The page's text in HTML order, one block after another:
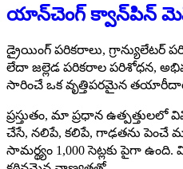
యాన్‌చెంగ్ క్వాన్‌పిన్
డ్రైయింగ్ పరికరాలు, గ్రాన్యులేటర్
లేదా జల్లెడ పరికరాల పరిశోధన,
సారించే ఒక వృత్తిపరమైన
ప్రస్తుతం, మా ప్రధాన ఉత్పత్తులలో
చేసే, నలిపే, కలిపే, గాఢతను పెంచే
సామర్థ్యం 1,000 సెట్లకు పైగా